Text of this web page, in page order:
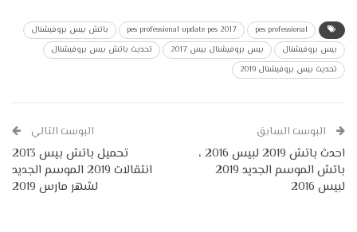
pes professional
pes professional update pes 2017
باتش بيس بروفيشنال
بيس بروفيشنال
بيس بروفيشنال بيس 2017
تحديث باتش بيس بروفيشنال
تحديث بيس بروفيشنال 2019
البوست السابق
احدث باتش 2019 لبيس 2016 ،
باتش الموسم الجديد 2019
لبيس 2016
البوست التالي
تحميل باتش بيس 2013
انتقالات 2019 الموسم الجديد
لشهر مارس 2019